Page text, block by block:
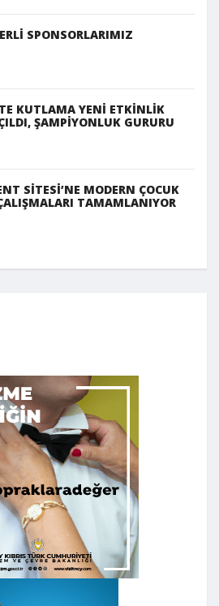
SPONSORLARIMIZ
KUTLAMA YENİ ETKİNLİK
ŞAMPİYONLUK GURURU
SİTESİ’NE MODERN ÇOCUK
TAMAMLANIYOR